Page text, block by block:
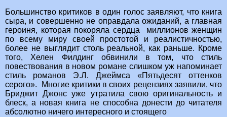
Большинство критиков в один голос заявляют, что книга
сыра, и совершенно не оправдала ожиданий, а главная
героиня, которая покоряла сердца миллионов женщин
по всему миру своей простотой и реалистичностью,
более не выглядит столь реальной, как раньше. Кроме
того, Хелен Филдинг обвинили в том, что стиль
повествования в новом романе слишком уж напоминает
стиль романов Э.Л. Джеймса «Пятьдесят оттенков
серого». Многие критики в своих рецензиях заявили, что
Бриджит Джонс уже утратила свою оригинальность и
блеск, а новая книга не способна донести до читателя
абсолютно ничего интересного и стоящего